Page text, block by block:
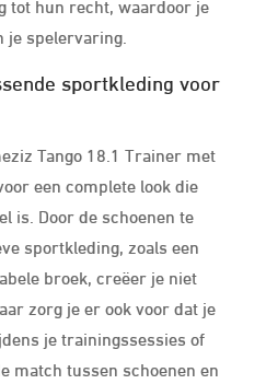
je spelervaring.
sportkleding voor
Tango 18.1 Trainer met
een complete look die
is. Door de schoenen te
sportkleding, zoals een
broek, creëer je niet
zorg je er ook voor dat je
je trainingssessies of
match tussen schoenen en